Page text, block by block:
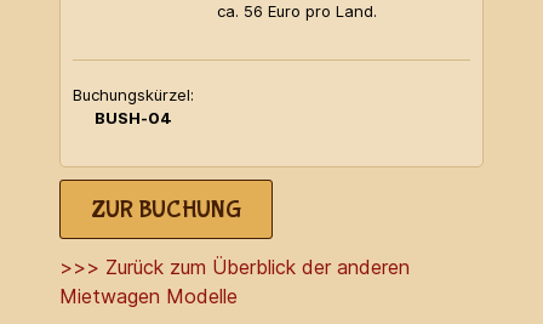
ca. 56 Euro pro Land.
Buchungskürzel:
BUSH-04
ZUR BUCHUNG
>>> Zurück zum Überblick der anderen
Mietwagen Modelle